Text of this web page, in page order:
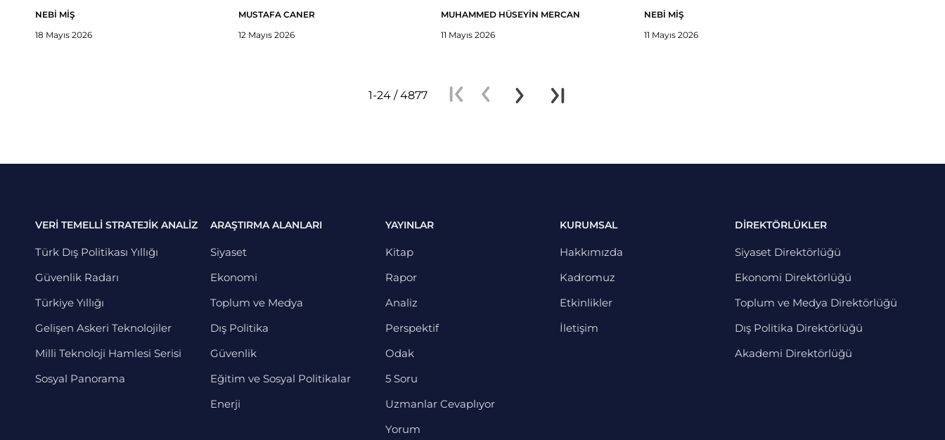
NEBİ MİŞ
18 Mayıs 2026
MUSTAFA CANER
12 Mayıs 2026
MUHAMMED HÜSEYİN MERCAN
11 Mayıs 2026
NEBİ MİŞ
11 Mayıs 2026
1-24 / 4877
VERİ TEMELLİ STRATEJİK ANALİZ
Türk Dış Politikası Yıllığı
Güvenlik Radarı
Türkiye Yıllığı
Gelişen Askeri Teknolojiler
Milli Teknoloji Hamlesi Serisi
Sosyal Panorama
ARAŞTIRMA ALANLARI
Siyaset
Ekonomi
Toplum ve Medya
Dış Politika
Güvenlik
Eğitim ve Sosyal Politikalar
Enerji
YAYINLAR
Kitap
Rapor
Analiz
Perspektif
Odak
5 Soru
Uzmanlar Cevaplıyor
Yorum
KURUMSAL
Hakkımızda
Kadromuz
Etkinlikler
İletişim
DİREKTÖRLÜKLER
Siyaset Direktörlüğü
Ekonomi Direktörlüğü
Toplum ve Medya Direktörlüğü
Dış Politika Direktörlüğü
Akademi Direktörlüğü